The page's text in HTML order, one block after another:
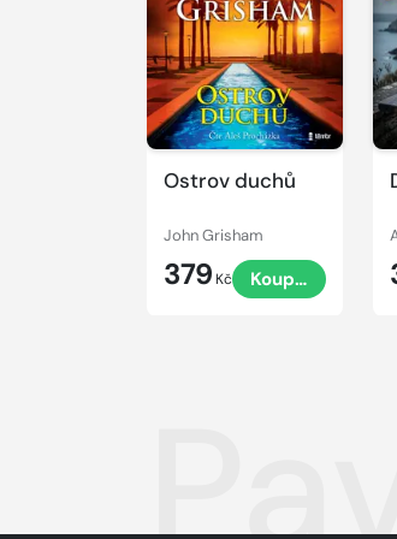
Ostrov duchů
John Grisham
379 Kč Koupit
ukázku